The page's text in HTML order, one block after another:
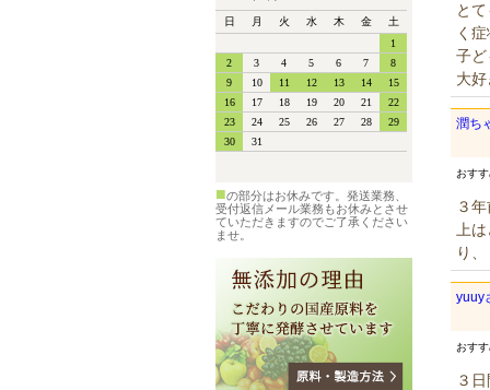
■の部分はお休みです。発送業務、
受付返信メール業務もお休みとさせ
ていただきますのでご了承ください
ませ。
と
く
子ど
大
潤ち
おす
３
上
り
yuuy
おす
３